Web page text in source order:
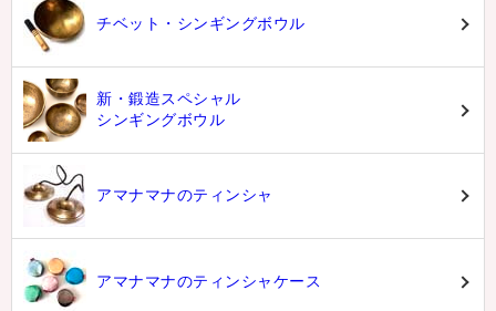
チベット・シンギングボウル
新・鍛造スペシャル
シンギングボウル
アマナマナのティンシャ
アマナマナのティンシャケース